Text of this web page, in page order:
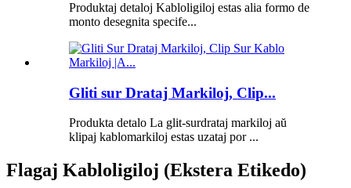
Produktaj detaloj Kabloligiloj estas alia formo de
monto desegnita specife...
Gliti sur Drataj Markiloj, Clip...
Produkta detalo La glit-surdrataj markiloj aŭ
klipaj kablomarkiloj estas uzataj por ...
Flagaj Kabloligiloj (Ekstera Etikedo)